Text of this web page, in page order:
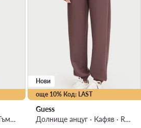
Текстилни панталони · Тъмнокафяв · Regular Fit
още 10% Код: LAST
Нови
Guess
Долнище анцуг · Кафяв · Regular Fit